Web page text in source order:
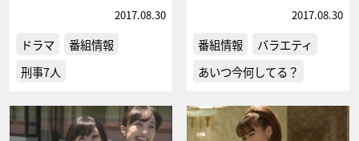
2017.08.30
ドラマ
番組情報
刑事7人
2017.08.30
番組情報
バラエティ
あいつ今何してる？